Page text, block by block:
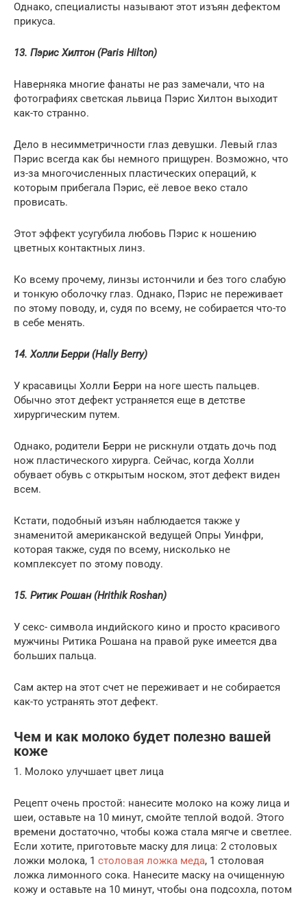
Однако, специалисты называют этот изъян дефектом
прикуса.
13. Пэрис Хилтон (Paris Hilton)
Наверняка многие фанаты не раз замечали, что на
фотографиях светская львица Пэрис Хилтон выходит
как-то странно.
Дело в несимметричности глаз девушки. Левый глаз
Пэрис всегда как бы немного прищурен. Возможно, что
из-за многочисленных пластических операций, к
которым прибегала Пэрис, её левое веко стало
провисать.
Этот эффект усугубила любовь Пэрис к ношению
цветных контактных линз.
Ко всему прочему, линзы истончили и без того слабую
и тонкую оболочку глаз. Однако, Пэрис не переживает
по этому поводу, и, судя по всему, не собирается что-то
в себе менять.
14. Холли Берри (Hally Berry)
У красавицы Холли Берри на ноге шесть пальцев.
Обычно этот дефект устраняется еще в детстве
хирургическим путем.
Однако, родители Берри не рискнули отдать дочь под
нож пластического хирурга. Сейчас, когда Холли
обувает обувь с открытым носком, этот дефект виден
всем.
Кстати, подобный изъян наблюдается также у
знаменитой американской ведущей Опры Уинфри,
которая также, судя по всему, нисколько не
комплексует по этому поводу.
15. Ритик Рошан (Hrithik Roshan)
У секс- символа индийского кино и просто красивого
мужчины Ритика Рошана на правой руке имеется два
больших пальца.
Сам актер на этот счет не переживает и не собирается
как-то устранять этот дефект.
Чем и как молоко будет полезно вашей
коже
1. Молоко улучшает цвет лица
Рецепт очень простой: нанесите молоко на кожу лица и
шеи, оставьте на 10 минут, смойте теплой водой. Этого
времени достаточно, чтобы кожа стала мягче и светлее.
Если хотите, приготовьте маску для лица: 2 столовых
ложки молока, 1 столовая ложка меда, 1 столовая
ложка лимонного сока. Нанесите маску на очищенную
кожу и оставьте на 10 минут, чтобы она подсохла, потом